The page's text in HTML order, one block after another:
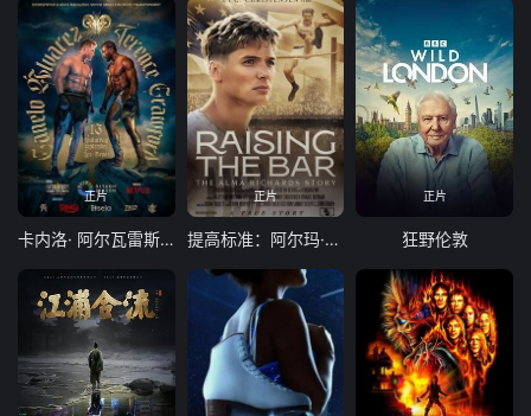
正片
卡内洛· 阿尔瓦雷斯 vs 特伦斯·克劳福德
正片
提高标准：阿尔玛·理查兹的故事
正片
狂野伦敦